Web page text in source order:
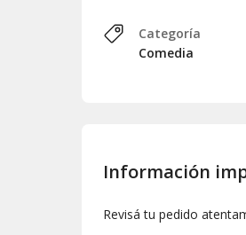
Categoría
Comedia
Información
Revisá tu pedido